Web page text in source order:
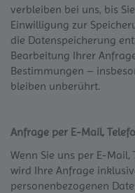
verbleiben bei uns, bis
Einwilligung zur
die Datenspeicherung
Bearbeitung Ihrer
Bestimmungen –
bleiben unberührt.
Anfrage per E-Mail,
Wenn Sie uns per E-
wird Ihre Anfrage
personenbezogenen